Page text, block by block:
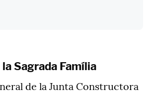
Sagrada Família
de la Junta Constructora